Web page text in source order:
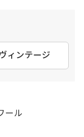
ィンテージ
ール